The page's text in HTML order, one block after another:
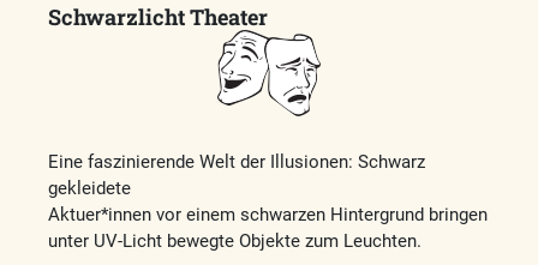
Schwarzlicht Theater
Eine faszinierende Welt der Illusionen: Schwarz
gekleidete
Aktuer*innen vor einem schwarzen Hintergrund bringen
unter UV-Licht bewegte Objekte zum Leuchten.